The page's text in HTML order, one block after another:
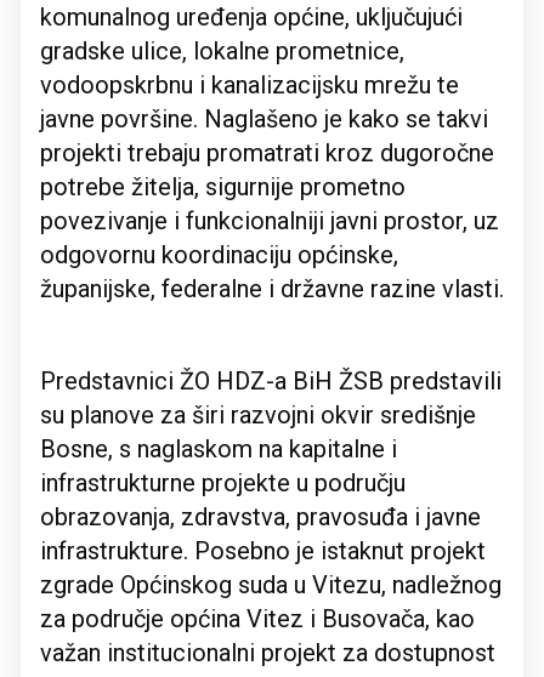
komunalnog uređenja općine, uključujući
gradske ulice, lokalne prometnice,
vodoopskrbnu i kanalizacijsku mrežu te
javne površine. Naglašeno je kako se takvi
projekti trebaju promatrati kroz dugoročne
potrebe žitelja, sigurnije prometno
povezivanje i funkcionalniji javni prostor, uz
odgovornu koordinaciju općinske,
županijske, federalne i državne razine vlasti.
Predstavnici ŽO HDZ-a BiH ŽSB predstavili
su planove za širi razvojni okvir središnje
Bosne, s naglaskom na kapitalne i
infrastrukturne projekte u području
obrazovanja, zdravstva, pravosuđa i javne
infrastrukture. Posebno je istaknut projekt
zgrade Općinskog suda u Vitezu, nadležnog
za područje općina Vitez i Busovača, kao
važan institucionalni projekt za dostupnost